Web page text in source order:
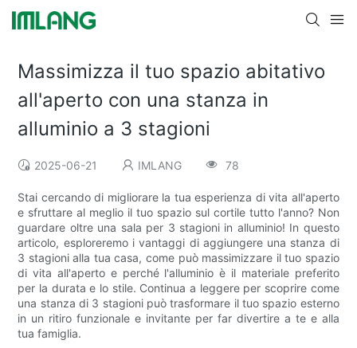
Massimizza il tuo spazio abitativo
all'aperto con una stanza in
alluminio a 3 stagioni
2025-06-21 IMLANG 78
Stai cercando di migliorare la tua esperienza di vita all'aperto
e sfruttare al meglio il tuo spazio sul cortile tutto l'anno? Non
guardare oltre una sala per 3 stagioni in alluminio! In questo
articolo, esploreremo i vantaggi di aggiungere una stanza di
3 stagioni alla tua casa, come può massimizzare il tuo spazio
di vita all'aperto e perché l'alluminio è il materiale preferito
per la durata e lo stile. Continua a leggere per scoprire come
una stanza di 3 stagioni può trasformare il tuo spazio esterno
in un ritiro funzionale e invitante per far divertire a te e alla
tua famiglia.